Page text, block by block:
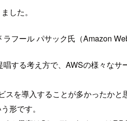
した。
フール パサック氏（Amazon
する考え方で、AWSの様々な
スを導入することが多かったか
形です。